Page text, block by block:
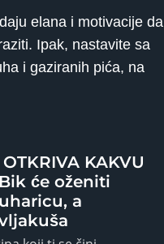
elana i motivacije da
Ipak, nastavite sa
i gaziranih pića, na
KAKVU
će oženiti
a